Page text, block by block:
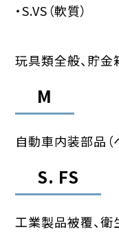
・S.VS（軟質）
玩具類全般、貯金
M
自動車内装部品（
S. FS
工業製品被覆、